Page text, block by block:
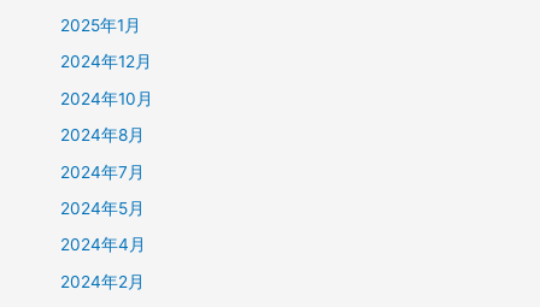
2025年1月
2024年12月
2024年10月
2024年8月
2024年7月
2024年5月
2024年4月
2024年2月